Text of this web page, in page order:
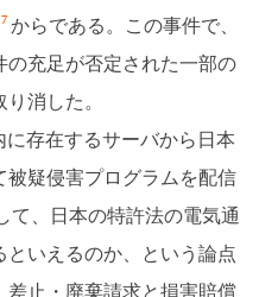
からである。この事件で、
充足が否定された一部の
消した。
存在するサーバから日本
疑侵害プログラムを配信
て、日本の特許法の電気通
いえるのか、という論点
止・廃棄請求と損害賠償